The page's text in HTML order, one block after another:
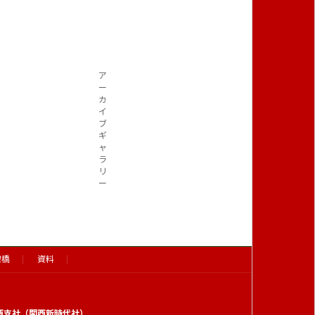
ア
ー
カ
イ
ブ
ギ
ャ
ラ
リ
ー
資料
支社（関西新時代社）